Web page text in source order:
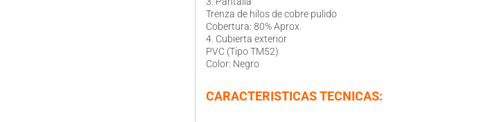
Trenza de hilos de cobre pulido
Cobertura: 80% Aprox.
4. Cubierta exterior
PVC (Tipo TM52)
Color: Negro
CARACTERISTICAS TECNICAS: